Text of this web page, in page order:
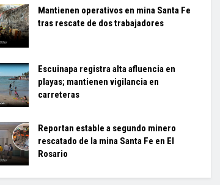
Mantienen operativos en mina Santa Fe
tras rescate de dos trabajadores
Escuinapa registra alta afluencia en
playas; mantienen vigilancia en
carreteras
Reportan estable a segundo minero
rescatado de la mina Santa Fe en El
Rosario